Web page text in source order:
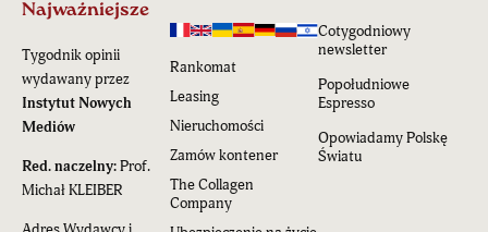
Najważniejsze
Tygodnik opinii
wydawany przez
Instytut Nowych
Mediów
Red. naczelny:Prof.
Michał KLEIBER
Rankomat
Leasing
Nieruchomości
Zamów kontener
The Collagen
Company
Cotygodniowy
newsletter
Popołudniowe
Espresso
Opowiadamy Polskę
Światu